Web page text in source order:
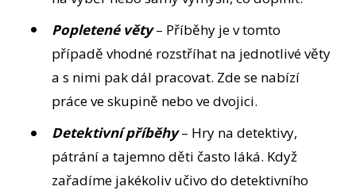
Popletené věty– Příběhy je v tomto
případě vhodné rozstříhat na jednotlivé věty
a s nimi pak dál pracovat. Zde se nabízí
práce ve skupině nebo ve dvojici.
Detektivní příběhy– Hry na detektivy,
pátrání a tajemno děti často láká. Když
zařadíme jakékoliv učivo do detektivního